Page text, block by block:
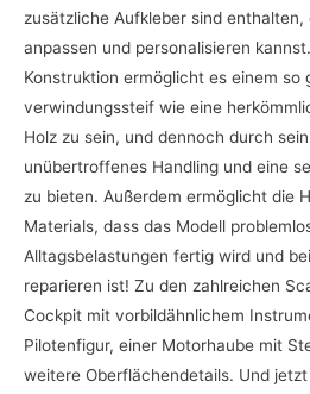
zusätzliche Aufkleber sind
anpassen und personalisieren
Konstruktion ermöglicht es einem so
verwindungssteif wie eine
Holz zu sein, und dennoch durch
unübertroffenes Handling und eine
zu bieten. Außerdem ermöglicht die
Materials, dass das Modell
Alltagsbelastungen fertig wird und
reparieren ist! Zu den zahlreichen
Cockpit mit vorbildähnlichem
Pilotenfigur, einer Motorhaube mit
weitere Oberflächendetails. Und